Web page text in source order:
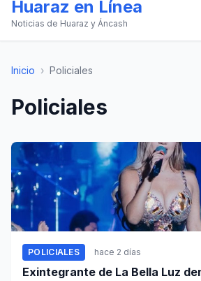
Huaraz en Línea
Noticias de Huaraz y Áncash
Inicio › Policiales
Policiales
POLICIALES hace 2 días
Exintegrante de La Bella Luz